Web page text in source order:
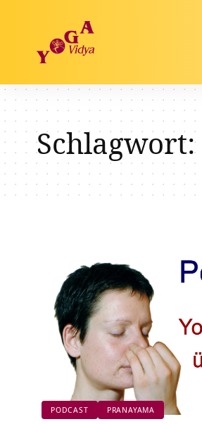
Schlagwort:
PODCAST PRANAYAMA